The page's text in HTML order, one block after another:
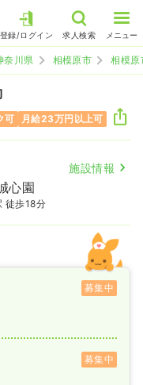
登録/ログイン 求人検索 メニュー
奈川県 相模原市 相模原
可 月給23万円以上可
施設情報
心園
徒歩18分
募集中
募集中